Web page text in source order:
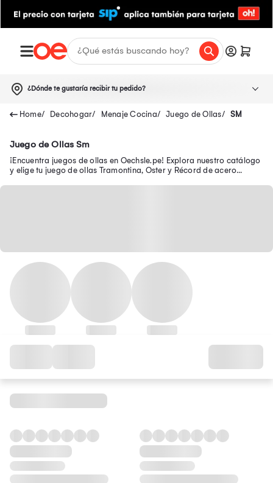
¿Dónde te gustaría recibir tu pedido?
Decohogar Menaje Cocina Juego de Ollas SM
Juego de Ollas Sm
¡Encuentra juegos de ollas en Oechsle.pe! Explora nuestro catálogo
y elige tu juego de ollas Tramontina, Oster y Récord de acero